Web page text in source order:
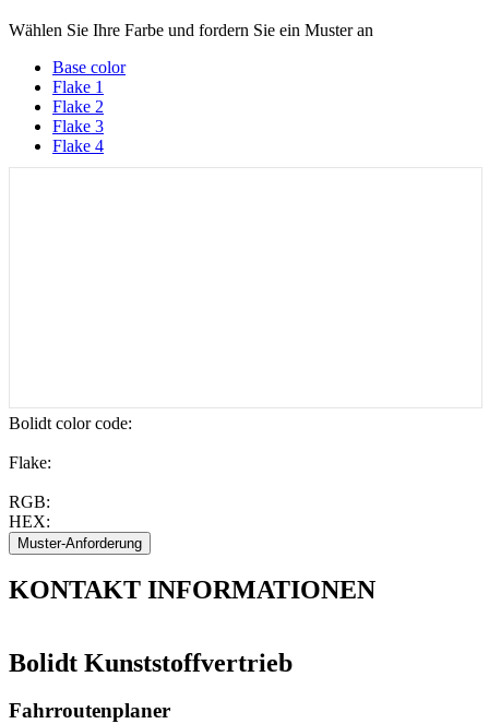
Wählen Sie Ihre Farbe und fordern Sie ein Muster an
Base color
Flake 1
Flake 2
Flake 3
Flake 4
Bolidt color code:
Flake:
RGB:
HEX:
KONTAKT INFORMATIONEN
Bolidt Kunststoffvertrieb
Fahrroutenplaner